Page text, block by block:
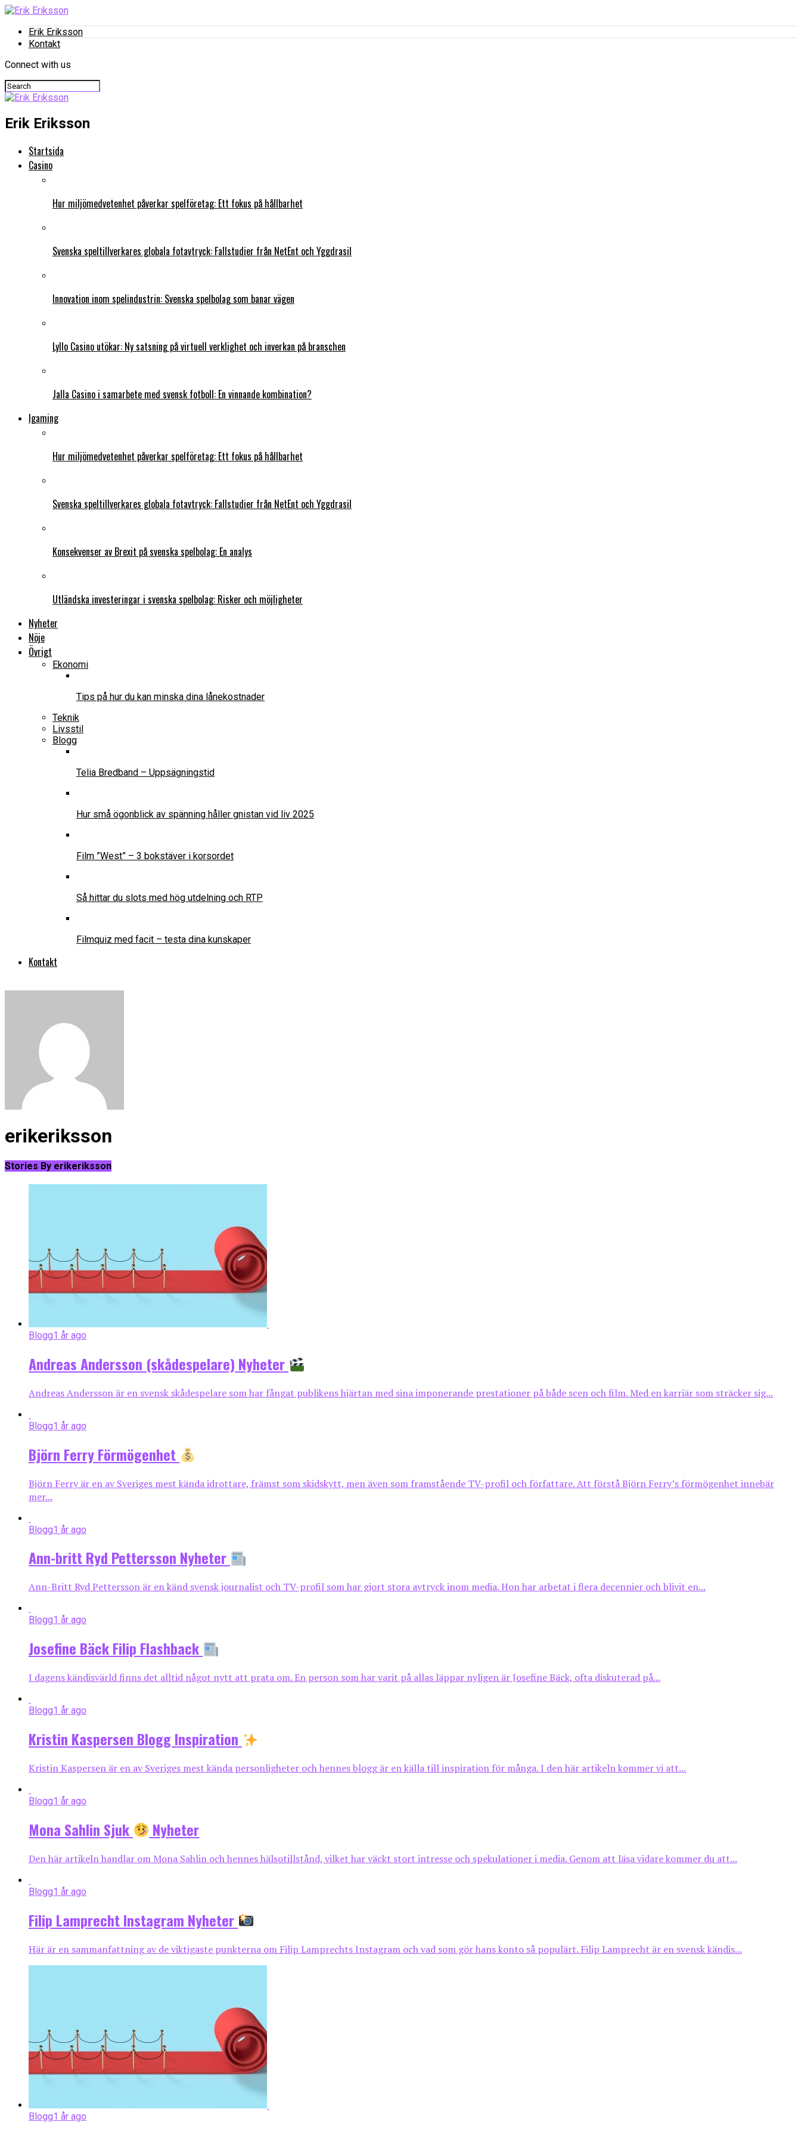
Erik Eriksson
Kontakt
Connect with us
Erik Eriksson
Startsida
Casino
Hur miljömedvetenhet påverkar spelföretag: Ett fokus på hållbarhet
Svenska speltillverkares globala fotavtryck: Fallstudier från NetEnt och Yggdrasil
Innovation inom spelindustrin: Svenska spelbolag som banar vägen
Lyllo Casino utökar: Ny satsning på virtuell verklighet och inverkan på branschen
Jalla Casino i samarbete med svensk fotboll: En vinnande kombination?
Igaming
Hur miljömedvetenhet påverkar spelföretag: Ett fokus på hållbarhet
Svenska speltillverkares globala fotavtryck: Fallstudier från NetEnt och Yggdrasil
Konsekvenser av Brexit på svenska spelbolag: En analys
Utländska investeringar i svenska spelbolag: Risker och möjligheter
Nyheter
Nöje
Övrigt
Ekonomi
Tips på hur du kan minska dina lånekostnader
Teknik
Livsstil
Blogg
Telia Bredband – Uppsägningstid
Hur små ögonblick av spänning håller gnistan vid liv 2025
Film ”West” – 3 bokstäver i korsordet
Så hittar du slots med hög utdelning och RTP
Filmquiz med facit – testa dina kunskaper
Kontakt
erikeriksson
Stories By erikeriksson
Blogg1 år ago
Andreas Andersson (skådespelare) Nyheter
Andreas Andersson är en svensk skådespelare som har fångat publikens hjärtan med sina imponerande prestationer på både scen och film. Med en karriär som sträcker sig...
Blogg1 år ago
Björn Ferry Förmögenhet
Björn Ferry är en av Sveriges mest kända idrottare, främst som skidskytt, men även som framstående TV-profil och författare. Att förstå Björn Ferry’s förmögenhet innebär
mer...
Blogg1 år ago
Ann-britt Ryd Pettersson Nyheter
Ann-Britt Ryd Pettersson är en känd svensk journalist och TV-profil som har gjort stora avtryck inom media. Hon har arbetat i flera decennier och blivit en...
Blogg1 år ago
Josefine Bäck Filip Flashback
I dagens kändisvärld finns det alltid något nytt att prata om. En person som har varit på allas läppar nyligen är Josefine Bäck, ofta diskuterad på...
Blogg1 år ago
Kristin Kaspersen Blogg Inspiration
Kristin Kaspersen är en av Sveriges mest kända personligheter och hennes blogg är en källa till inspiration för många. I den här artikeln kommer vi att...
Blogg1 år ago
Mona Sahlin Sjuk Nyheter
Den här artikeln handlar om Mona Sahlin och hennes hälsotillstånd, vilket har väckt stort intresse och spekulationer i media. Genom att läsa vidare kommer du att...
Blogg1 år ago
Filip Lamprecht Instagram Nyheter
Här är en sammanfattning av de viktigaste punkterna om Filip Lamprechts Instagram och vad som gör hans konto så populärt. Filip Lamprecht är en svensk kändis...
Blogg1 år ago